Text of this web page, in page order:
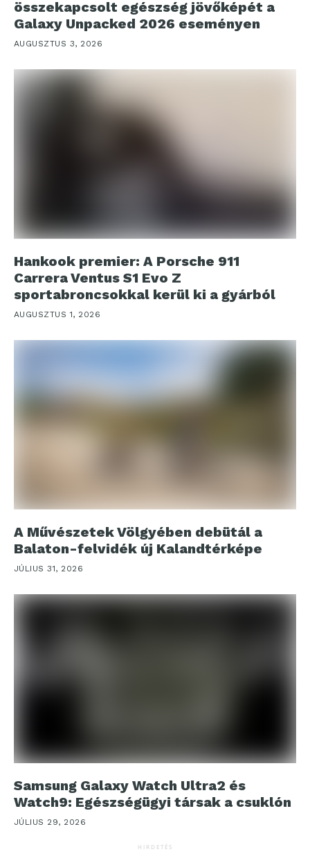
összekapcsolt egészség jövőképét a
Galaxy Unpacked 2026 eseményen
AUGUSZTUS 3, 2026
Hankook premier: A Porsche 911
Carrera Ventus S1 Evo Z
sportabroncsokkal kerül ki a gyárból
AUGUSZTUS 1, 2026
A Művészetek Völgyében debütál a
Balaton-felvidék új Kalandtérképe
JÚLIUS 31, 2026
Samsung Galaxy Watch Ultra2 és
Watch9: Egészségügyi társak a csuklón
JÚLIUS 29, 2026
HIRDETÉS